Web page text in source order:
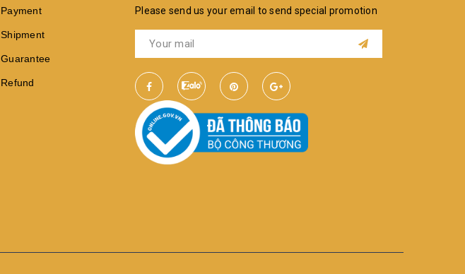
Payment
Shipment
Guarantee
Refund
Please send us your email to send special promotion